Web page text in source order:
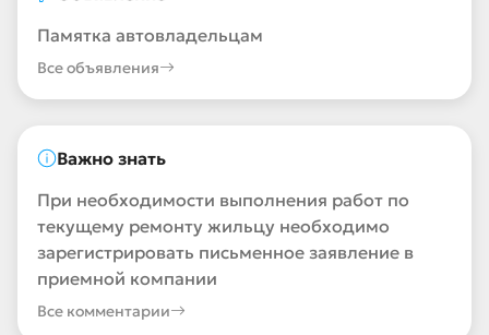
Памятка автовладельцам
Все объявления
Важно знать
При необходимости выполнения работ по
текущему ремонту жильцу необходимо
зарегистрировать письменное заявление в
приемной компании
Все комментарии